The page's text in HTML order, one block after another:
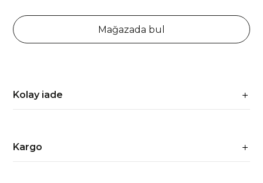
Mağazada bul
Kolay iade
Kargo